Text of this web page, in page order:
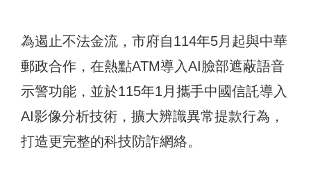
為遏止不法金流，市府自114年5月起與中華
郵政合作，在熱點ATM導入AI臉部遮蔽語音
示警功能，並於115年1月攜手中國信託導入
AI影像分析技術，擴大辨識異常提款行為，
打造更完整的科技防詐網絡。